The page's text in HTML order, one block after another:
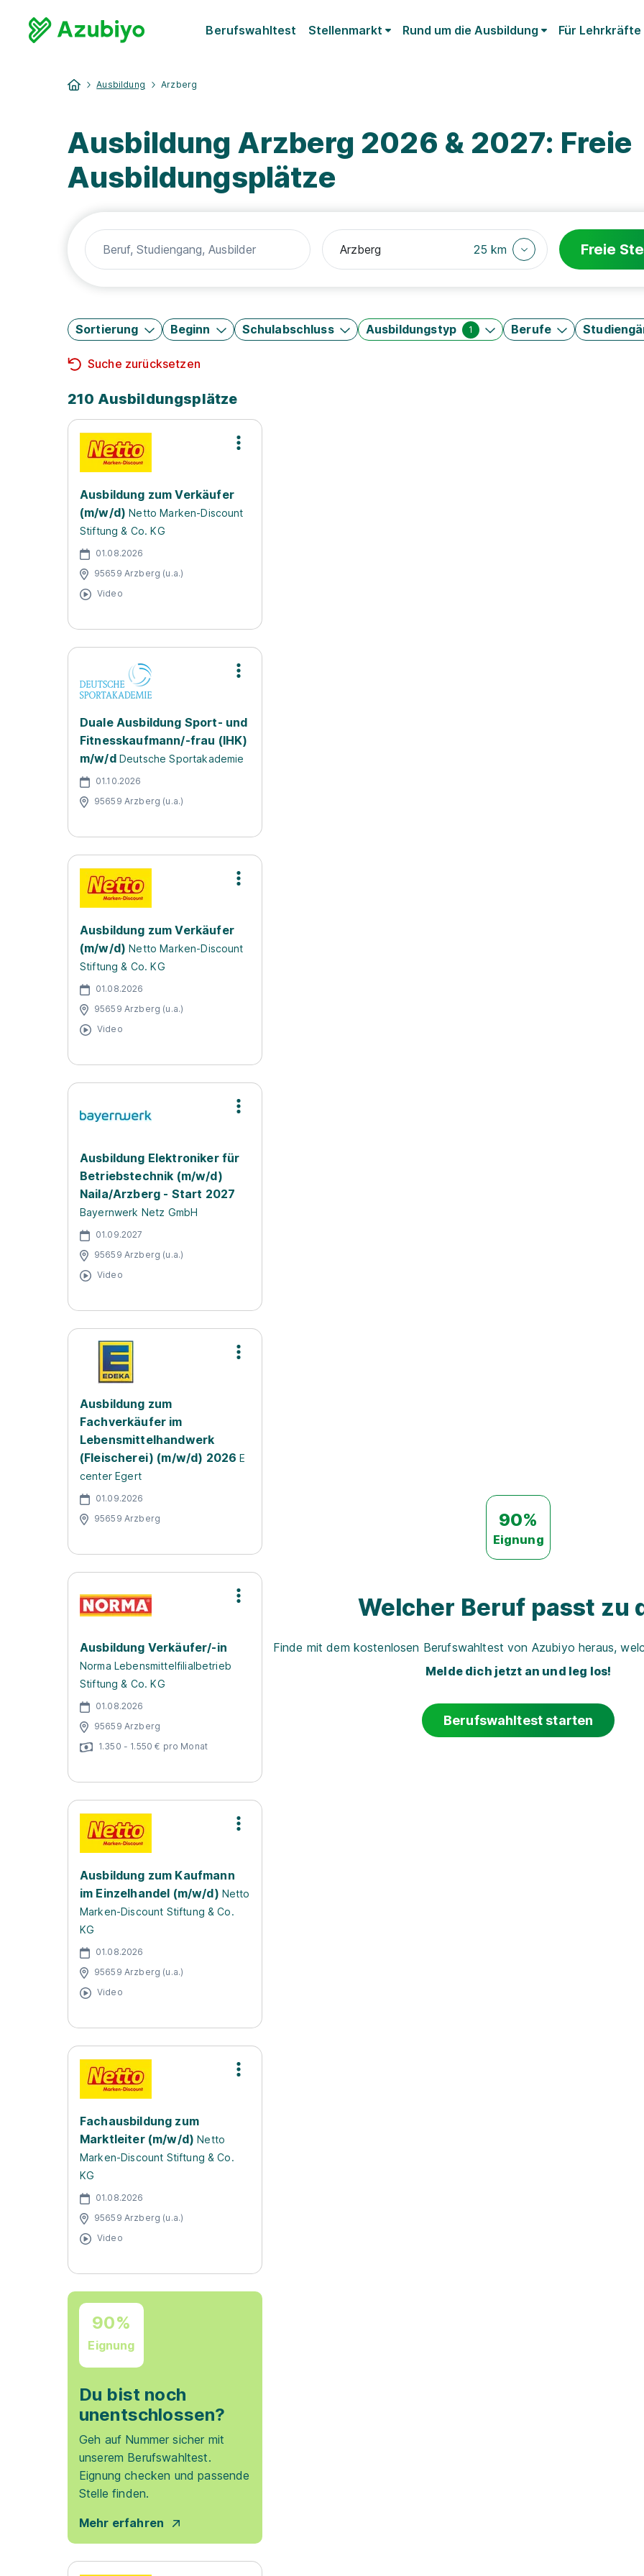
Berufswahltest Stellenmarkt Rund um die Ausbildung Für Lehrkräfte
Ausbildung Arzberg
Ausbildung Arzberg 2026 & 2027: Freie
Ausbildungsplätze
25 km Freie
Sortierung Beginn Schulabschluss Ausbildungstyp 1 Berufe
Suche zurücksetzen
210 Ausbildungsplätze
Ausbildung zum Verkäufer
(m/w/d) Netto Marken-Discount
Stiftung & Co. KG
01.08.2026
95659 Arzberg (u.a.)
Video
Duale Ausbildung Sport- und
Fitnesskaufmann/-frau (IHK)
m/w/d Deutsche Sportakademie
01.10.2026
95659 Arzberg (u.a.)
Ausbildung zum Verkäufer
(m/w/d) Netto Marken-Discount
Stiftung & Co. KG
01.08.2026
95659 Arzberg (u.a.)
Video
Ausbildung Elektroniker für
Betriebstechnik (m/w/d)
Naila/Arzberg - Start 2027
Bayernwerk Netz GmbH
01.09.2027
95659 Arzberg (u.a.)
Video
Ausbildung zum
Fachverkäufer im
Lebensmittelhandwerk
(Fleischerei) (m/w/d) 2026 E
center Egert
01.09.2026
95659 Arzberg
Ausbildung Verkäufer/-in
Norma Lebensmittelfilialbetrieb
Stiftung & Co. KG
01.08.2026
95659 Arzberg
1.350 - 1.550 € pro Monat
Ausbildung zum Kaufmann
im Einzelhandel (m/w/d) Netto
Marken-Discount Stiftung & Co.
KG
01.08.2026
95659 Arzberg (u.a.)
Video
Fachausbildung zum
Marktleiter (m/w/d) Netto
Marken-Discount Stiftung & Co.
KG
01.08.2026
95659 Arzberg (u.a.)
Video
90%
Eignung
Du bist noch
unentschlossen?
Geh auf Nummer sicher mit
unserem Berufswahltest.
Eignung checken und passende
Stelle finden.
Mehr erfahren
90%
Eignung
Welcher Beruf passt zu
Finde mit dem kostenlosen Berufswahltest von Azubiyo heraus,
Melde dich jetzt an und leg los!
Berufswahltest starten